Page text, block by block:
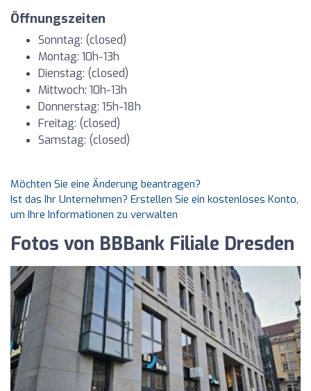
Öffnungszeiten
Sonntag: (closed)
Montag: 10h-13h
Dienstag: (closed)
Mittwoch: 10h-13h
Donnerstag: 15h-18h
Freitag: (closed)
Samstag: (closed)
Möchten Sie eine Änderung beantragen?
Ist das Ihr Unternehmen? Erstellen Sie ein kostenloses Konto,
um Ihre Informationen zu verwalten
Fotos von BBBank Filiale Dresden